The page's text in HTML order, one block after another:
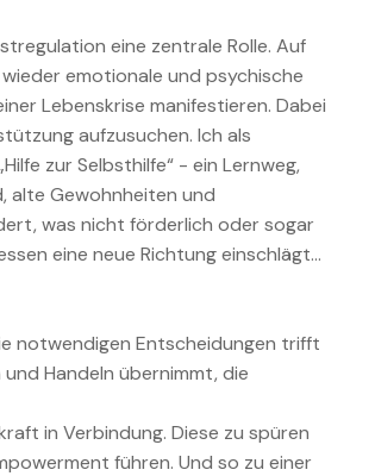
eine zentrale Rolle. Auf
emotionale und psychische
Lebenskrise manifestieren. Dabei
aufzusuchen. Ich als
zur Selbsthilfe“ - ein Lernweg,
alte Gewohnheiten und
was nicht förderlich oder sogar
eine neue Richtung einschlägt…
notwendigen Entscheidungen trifft
Handeln übernimmt, die
in Verbindung. Diese zu spüren
führen. Und so zu einer